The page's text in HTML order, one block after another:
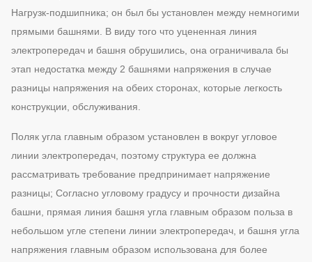
Нагрузк-подшипника; он был бы установлен между немногими
прямыми башнями. В виду того что уцененная линия
электропередач и башня обрушились, она ограничивала бы
этап недостатка между 2 башнями напряжения в случае
разницы напряжения на обеих сторонах, которые легкость
конструкции, обслуживания.
Поляк угла главным образом установлен в вокруг угловое
линии электропередач, поэтому структура ее должна
рассматривать требование предпринимает напряжение
разницы; Согласно угловому градусу и прочности дизайна
башни, прямая линия башня угла главным образом польза в
небольшом угле степени линии электропередач, и башня угла
напряжения главным образом использована для более